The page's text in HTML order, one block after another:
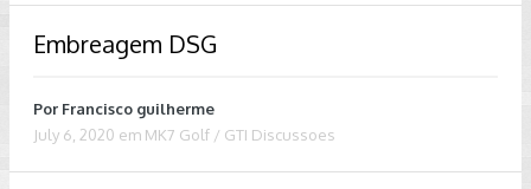
Embreagem DSG
Por Francisco guilherme
July 6, 2020 em MK7 Golf / GTI Discussoes